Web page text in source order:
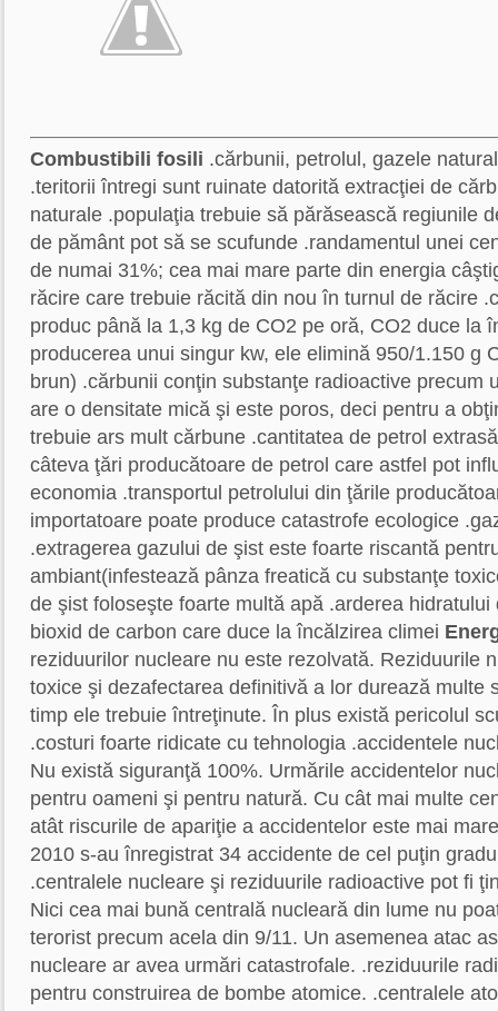
Combustibili fosili .cărbunii, petrolul, gazele
.teritorii întregi sunt ruinate datorită extracţiei de
naturale .populaţia trebuie să părăsească regiunile
de pământ pot să se scufunde .randamentul unei
de numai 31%; cea mai mare parte din energia
răcire care trebuie răcită din nou în turnul de răcire
produc până la 1,3 kg de CO2 pe oră, CO2 duce la
producerea unui singur kw, ele elimină 950/1.150 g
brun) .cărbunii conţin substanţe radioactive precum
are o densitate mică şi este poros, deci pentru a
trebuie ars mult cărbune .cantitatea de petrol
câteva ţări producătoare de petrol care astfel pot
economia .transportul petrolului din ţările
importatoare poate produce catastrofe ecologice
.extragerea gazului de şist este foarte riscantă
ambiant(infestează pânza freatică cu substanţe
de şist foloseşte foarte multă apă .arderea hidratului
bioxid de carbon care duce la încălzirea climei
reziduurilor nucleare nu este rezolvată. Reziduurile
toxice şi dezafectarea definitivă a lor durează multe
timp ele trebuie întreţinute. În plus există pericolul
.costuri foarte ridicate cu tehnologia .accidentele
Nu există siguranţă 100%. Urmările accidentelor
pentru oameni şi pentru natură. Cu cât mai multe
atât riscurile de apariţie a accidentelor este mai
2010 s-au înregistrat 34 accidente de cel puţin
.centralele nucleare şi reziduurile radioactive pot fi
Nici cea mai bună centrală nucleară din lume nu
terorist precum acela din 9/11. Un asemenea atac
nucleare ar avea urmări catastrofale. .reziduurile
pentru construirea de bombe atomice. .centralele